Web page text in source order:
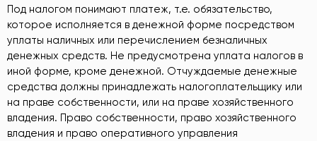
Под налогом понимают платеж, т.е. обязательство,
которое исполняется в денежной форме посредством
уплаты наличных или перечислением безналичных
денежных средств. Не предусмотрена уплата налогов в
иной форме, кроме денежной. Отчуждаемые денежные
средства должны принадлежать налогоплательщику или
на праве собственности, или на праве хозяйственного
владения. Право собственности, право хозяйственного
владения и право оперативного управления